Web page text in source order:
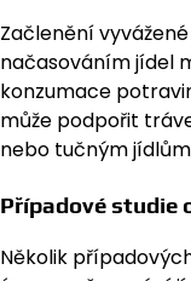
Začlenění
načasováním jídel
konzumace
může podpořit
nebo tučným
Případové studie
Několik